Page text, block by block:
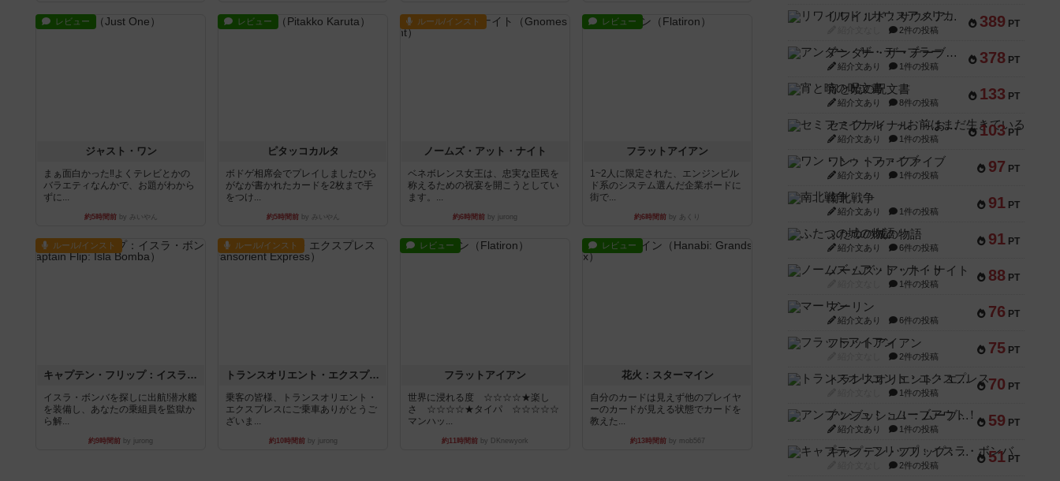
レビュー
ジャスト・ワン
まぁ面白かった‼️よくテレビとかの
バラエティなんかで、お題がわから
ずに...
約5時間前by みいやん
レビュー
ピタッコカルタ
ボドゲ相席会でプレイしましたひら
がなが書かれたカードを2枚まで手
をつけ...
約5時間前by みいやん
ルール/インスト
ノームズ・アット・ナイト
ベネボレンス女王は、忠実な臣民を
称えるための祝宴を開こうとしてい
ます。...
約6時間前 by jurong
レビュー
フラットアイアン
1~2人に限定された、エンジンビル
ド系のシステム選んだ企業ボードに
街で...
約6時間前 by あくり
ルール/インスト
キャプテン・フリップ：イスラ・ボンバ
イスラ・ボンバを探しに出航!潜水艦
を装備し、あなたの乗組員を監獄か
ら解...
約9時間前 by jurong
ルール/インスト
トランスオリエント・エクスプレス
乗客の皆様、トランスオリエント・
エクスプレスにご乗車ありがとうご
ざいま...
約10時間前by jurong
レビュー
フラットアイアン
世界に浸れる度 ☆☆☆☆★楽し
さ ☆☆☆☆★タイパ ☆☆☆☆☆
マンハッ...
約11時間前 by DKnewyork
レビュー
花火：スターマイン
自分のカードは見えず他のプレイヤ
ーのカードが見える状態でカードを
教えた...
約13時間前by mob567
389 PT
リワイルド：サウスアメリカ
2件の投稿
378 PT
アンダー・ザ・テーブラー
紹介文あり 1件の投稿
133 PT
宵と暁の呪文書
紹介文あり 8件の投稿
103 PT
セミファイナル ～お前はまだ生きている～
紹介文あり 1件の投稿
97 PT
ワン・トゥ・ファイブ
紹介文あり 1件の投稿
91 PT
南北戦争
紹介文あり 1件の投稿
91 PT
ふたつの城の物語
紹介文あり 6件の投稿
88 PT
ノームズ・アット・ナイト
1件の投稿
76 PT
マーリン
紹介文あり 6件の投稿
75 PT
フラットアイアン
2件の投稿
70 PT
トランスオリエント・エクスプレス
1件の投稿
59 PT
アンブッシュ！：ムーブアウト！
紹介文あり 1件の投稿
51 PT
キャプテン・フリップ：イスラ・ボンバ
2件の投稿